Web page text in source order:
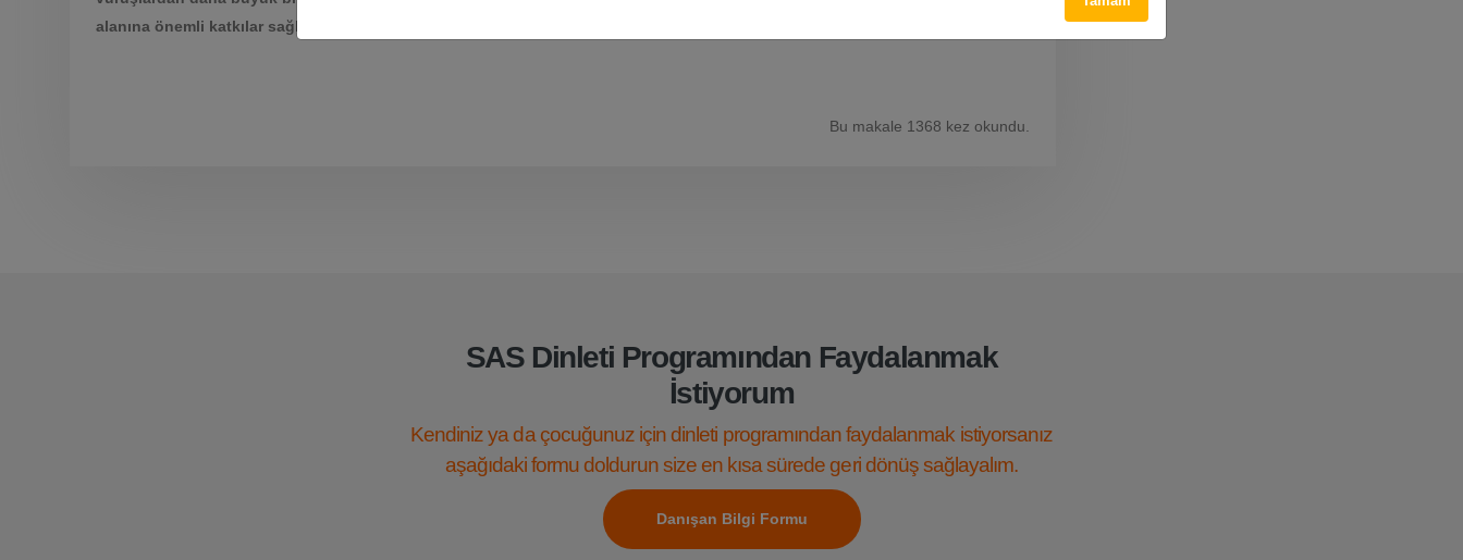
alanına önemli katkılar sağlayacağı düşünülmektedir.
Bu makale 1368 kez okundu.
SAS Dinleti Programından Faydalanmak
İstiyorum
Kendiniz ya da çocuğunuz için dinleti programından faydalanmak istiyorsanız
aşağıdaki formu doldurun size en kısa sürede geri dönüş sağlayalım.
Danışan Bilgi Formu